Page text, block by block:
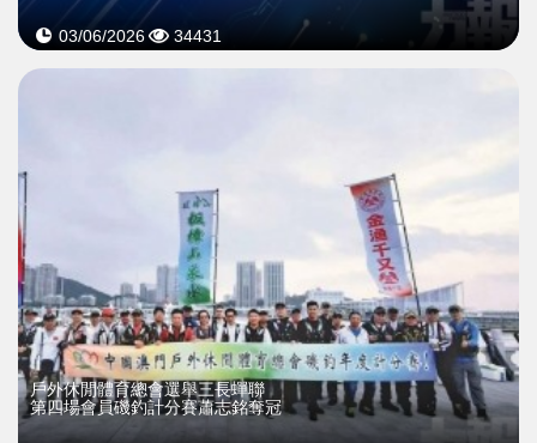
03/06/2026 34431
戶外休閒體育總會選舉三長蟬聯
第四場會員磯釣計分賽蕭志銘奪冠